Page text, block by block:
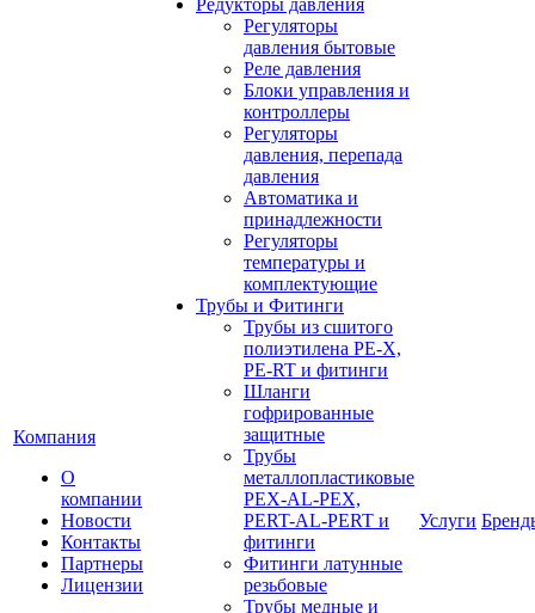
Компания
О
компании
Новости
Контакты
Партнеры
Лицензии
Редукторы давления
Регуляторы
давления бытовые
Реле давления
Блоки управления и
контроллеры
Регуляторы
давления, перепада
давления
Автоматика и
принадлежности
Регуляторы
температуры и
комплектующие
Трубы и Фитинги
Трубы из сшитого
полиэтилена PE-X,
PE-RT и фитинги
Шланги
гофрированные
защитные
Трубы
металлопластиковые
PEX-AL-PEX,
PERT-AL-PERT и
фитинги
Фитинги латунные
резьбовые
Трубы медные и
Услуги